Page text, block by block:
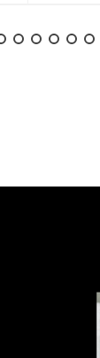
con
per i